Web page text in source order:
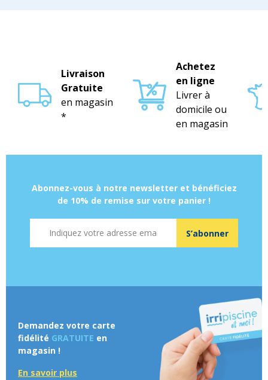
Livraison
Gratuite
en magasin
*
Achetez
en ligne
Livrer à
domicile ou
en magasin
Abonnez-vous à notre newsletter et bénéficiez
de 10% de remise sur votre panier !
S’abonner
Demandez votre carte
fidélité GRATUITE en
magasin !
En savoir plus